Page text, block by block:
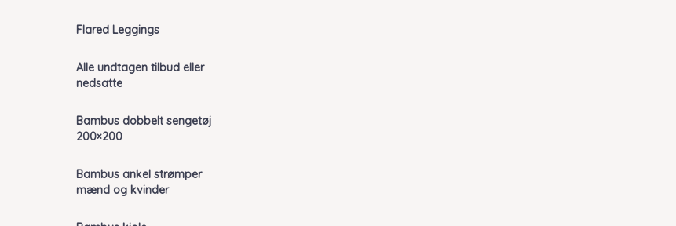
Flared Leggings
Alle undtagen tilbud eller
nedsatte
Bambus dobbelt sengetøj
200×200
Bambus ankel strømper
mænd og kvinder